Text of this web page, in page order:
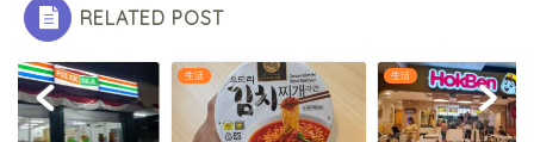
RELATED POST
生活 生活